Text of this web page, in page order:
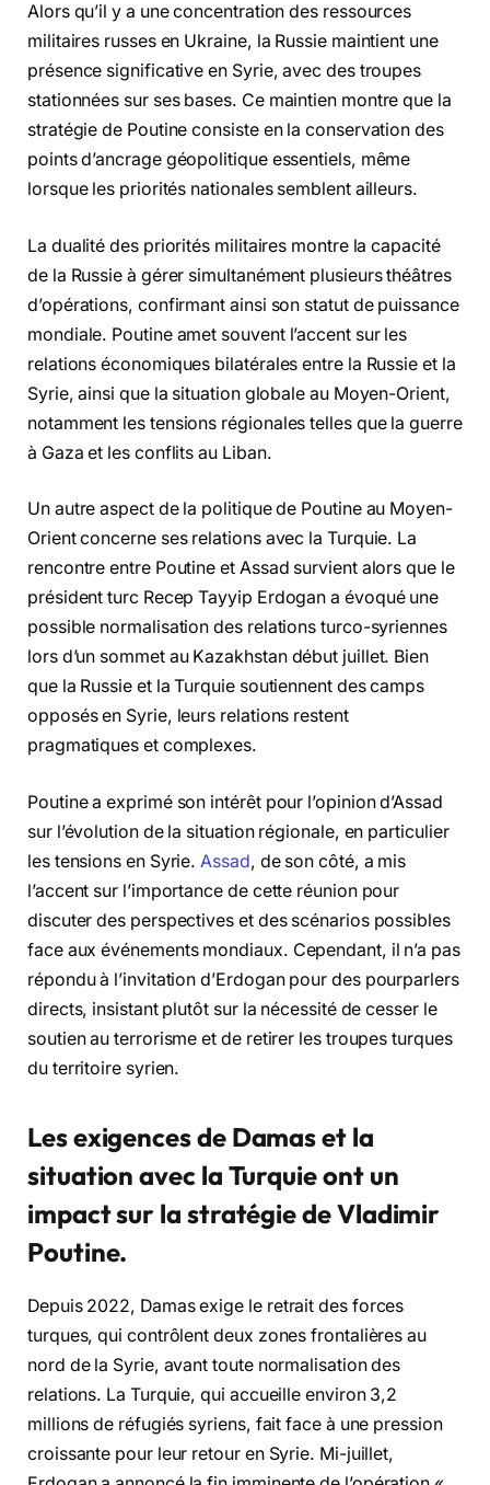
Alors qu’il y a une concentration des ressources
militaires russes en Ukraine, la Russie maintient une
présence significative en Syrie, avec des troupes
stationnées sur ses bases. Ce maintien montre que la
stratégie de Poutine consiste en la conservation des
points d’ancrage géopolitique essentiels, même
lorsque les priorités nationales semblent ailleurs.
La dualité des priorités militaires montre la capacité
de la Russie à gérer simultanément plusieurs théâtres
d’opérations, confirmant ainsi son statut de puissance
mondiale. Poutine amet souvent l’accent sur les
relations économiques bilatérales entre la Russie et la
Syrie, ainsi que la situation globale au Moyen-Orient,
notamment les tensions régionales telles que la guerre
à Gaza et les conflits au Liban.
Un autre aspect de la politique de Poutine au Moyen-
Orient concerne ses relations avec la Turquie. La
rencontre entre Poutine et Assad survient alors que le
président turc Recep Tayyip Erdogan a évoqué une
possible normalisation des relations turco-syriennes
lors d’un sommet au Kazakhstan début juillet. Bien
que la Russie et la Turquie soutiennent des camps
opposés en Syrie, leurs relations restent
pragmatiques et complexes.
Poutine a exprimé son intérêt pour l’opinion d’Assad
sur l’évolution de la situation régionale, en particulier
les tensions en Syrie.Assad, de son côté, a mis
l’accent sur l’importance de cette réunion pour
discuter des perspectives et des scénarios possibles
face aux événements mondiaux. Cependant, il n’a pas
répondu à l’invitation d’Erdogan pour des pourparlers
directs, insistant plutôt sur la nécessité de cesser le
soutien au terrorisme et de retirer les troupes turques
du territoire syrien.
Les exigences de Damas et la
situation avec la Turquie ont un
impact sur la stratégie de Vladimir
Poutine.
Depuis 2022, Damas exige le retrait des forces
turques, qui contrôlent deux zones frontalières au
nord de la Syrie, avant toute normalisation des
relations. La Turquie, qui accueille environ 3,2
millions de réfugiés syriens, fait face à une pression
croissante pour leur retour en Syrie. Mi-juillet,